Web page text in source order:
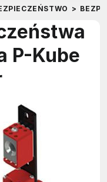
>
P-Kube